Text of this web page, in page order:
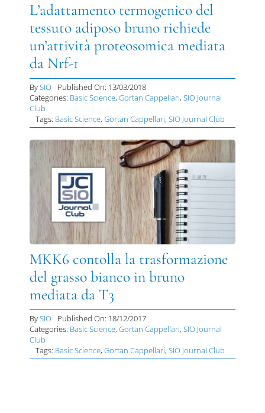
L’adattamento termogenico del
tessuto adiposo bruno richiede
un’attività proteosomica mediata
da Nrf-1
BySIO
Published On: 13/03/2018
Categories: Basic Science, Gortan Cappellari, SIO Journal
Club
Tags: Basic Science, Gortan Cappellari, SIO Journal Club
MKK6 contolla la trasformazione
del grasso bianco in bruno
mediata da T3
BySIO
Published On: 18/12/2017
Categories: Basic Science, Gortan Cappellari, SIO Journal
Club
Tags: Basic Science, Gortan Cappellari, SIO Journal Club